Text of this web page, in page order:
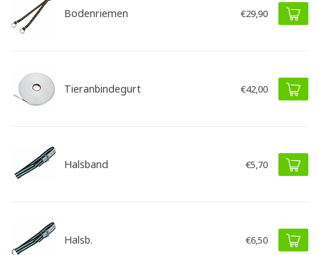
Bodenriemen €29,90
Tieranbindegurt €42,00
Halsband €5,70
Halsb. €6,50